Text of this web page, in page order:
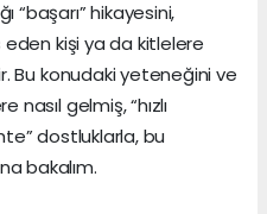
“başarı” hikayesini,
kişi ya da kitlelere
Bu konudaki yeteneğini ve
nasıl gelmiş, “hızlı
dostluklarla, bu
bakalım.